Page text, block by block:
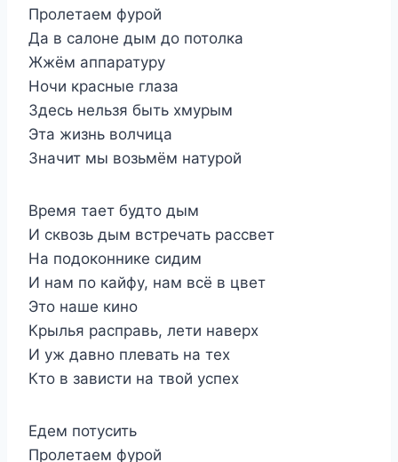
Пролетаем фурой
Да в салоне дым до потолка
Жжём аппаратуру
Ночи красные глаза
Здесь нельзя быть хмурым
Эта жизнь волчица
Значит мы возьмём натурой
Время тает будто дым
И сквозь дым встречать рассвет
На подоконнике сидим
И нам по кайфу, нам всё в цвет
Это наше кино
Крылья расправь, лети наверх
И уж давно плевать на тех
Кто в зависти на твой успех
Едем потусить
Пролетаем фурой